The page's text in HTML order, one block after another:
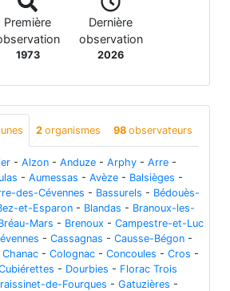
Première
1973
Dernière
observation
2026
2 organismes 98 observateurs
- Alzon - Anduze - Arphy - Arre -
- Aumessas - Avèze - Balsièges -
des-Cévennes - Bassurels - Bédouès-
et-Esparon - Blandas - Branoux-les-
Mars - Brenoux - Campestre-et-Luc
- Cassagnas - Causse-Bégon -
Chanac - Colognac - Concoules - Cros -
- Dourbies - Florac Trois
de-Fourques - Gatuzières -